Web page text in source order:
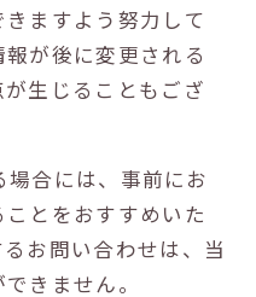
ますよう努力して
が後に変更される
生じることもござ
場合には、事前にお
とをおすすめいた
お問い合わせは、当
きません。